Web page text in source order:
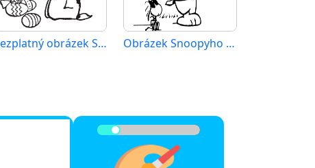
Bezplatný obrázek Snoopyho Obrázek Snoopyho k vytištění